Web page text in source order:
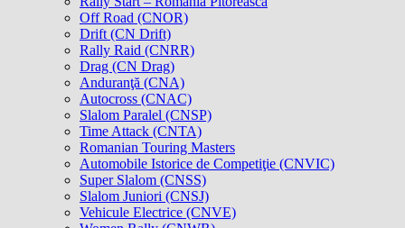
Off Road (CNOR)
Drift (CN Drift)
Rally Raid (CNRR)
Drag (CN Drag)
Anduranţă (CNA)
Autocross (CNAC)
Slalom Paralel (CNSP)
Time Attack (CNTA)
Romanian Touring Masters
Automobile Istorice de Competiţie (CNVIC)
Super Slalom (CNSS)
Slalom Juniori (CNSJ)
Vehicule Electrice (CNVE)